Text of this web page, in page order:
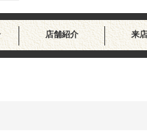
店舗紹介 来